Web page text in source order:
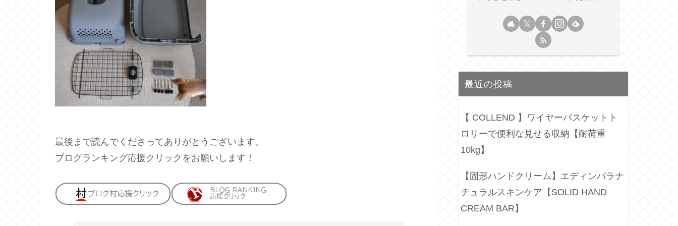
最後まで読んでくださってありがとうございます。
ブログランキング応援クリックをお願いします！
最近の投稿
【 COLLEND 】ワイヤーバスケットト
ロリーで便利な見せる収納【耐荷重
10kg】
【固形ハンドクリーム】エディンバラナ
チュラルスキンケア【SOLID HAND
CREAM BAR】